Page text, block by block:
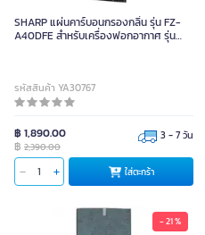
SHARP แผ่นคาร์บอนกรองกลิ่น รุ่น FZ-
A40DFE สำหรับเครื่องฟอกอากาศ รุ่น
รหัสสินค้า YA30767
฿ 1,890.00
฿ 2,390.00
3 - 7 วัน
ใส่ตะกร้า
- 21 %